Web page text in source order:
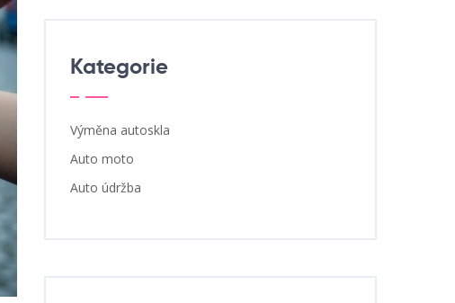
Kategorie
Výměna autoskla
Auto moto
Auto údržba